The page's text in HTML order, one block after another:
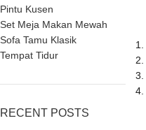
Pintu Kusen
Set Meja Makan Mewah
Sofa Tamu Klasik
Tempat Tidur
RECENT POSTS